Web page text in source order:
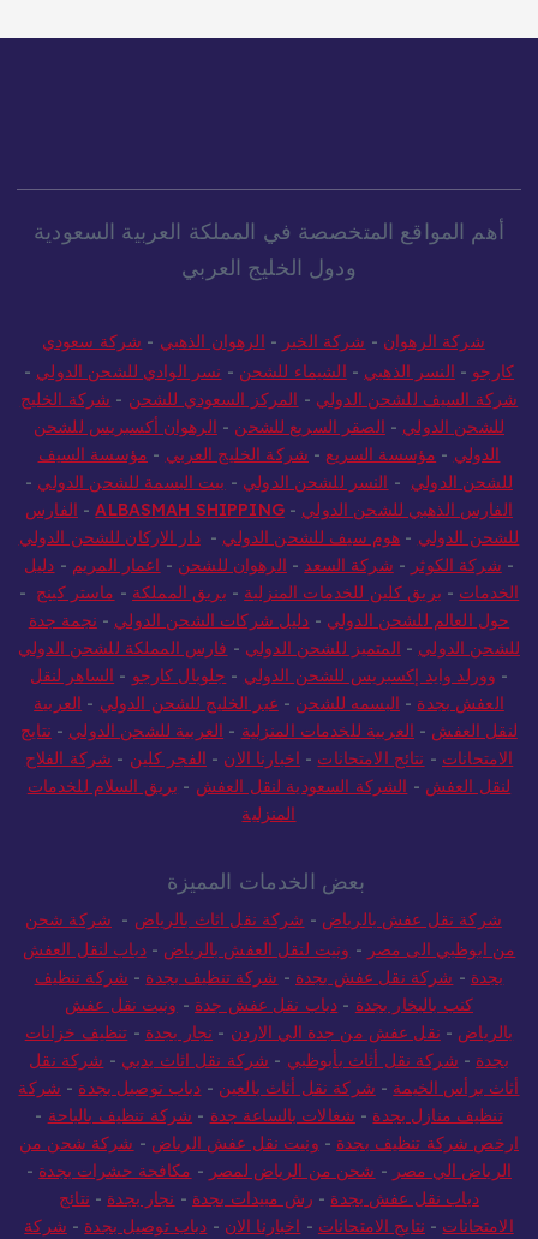
أهم المواقع المتخصصة في المملكة العربية السعودية
ودول الخليج العربي
شركة الرهوان - شركة الخير - الرهوان الذهبي - شركة سعودي
كارجو - النسر الذهبي - الشيماء للشحن - نسر الوادي للشحن الدولي -
شركة السيف للشحن الدولي - المركز السعودي للشحن - شركة الخليج
للشحن الدولي - الصقر السريع للشحن - الرهوان أكسبريس للشحن
الدولي - مؤسسة السريع - شركة الخليج العربي - مؤسسة السيف
للشحن الدولي - النسر للشحن الدولي - بيت البسمة للشحن الدولي -
الفارس الذهبي للشحن الدولي -
ALBASMAH SHIPPING
- الفارس
للشحن الدولي - هوم سيف للشحن الدولي -دار الاركان للشحن الدولي
- شركة الكوثر - شركة السعد - الرهوان للشحن - اعمار المريم - دليل
الخدمات - بريق كلين للخدمات المنزلية - بريق المملكة - ماستر كينج -
حول العالم للشحن الدولي - دليل شركات الشحن الدولي - نجمة جدة
للشحن الدولي - المتميز للشحن الدولي - فارس المملكة للشحن الدولي
- وورلد وايد إكسبريس للشحن الدولي - جلوبال كارجو - الساهر لنقل
العفش بجدة - البسمه للشحن - عبر الخليج للشحن الدولي - العربية
لنقل العفش - العربية للخدمات المنزلية - العربية للشحن الدولي - نتايج
الامتحانات - نتائج الامتحانات - اخبارنا الان - الفجر كلين - شركة الفلاح
لنقل العفش - الشركة السعودية لنقل العفش - بريق السلام للخدمات
المنزلية
بعض الخدمات المميزة
شركة نقل عفش بالرياض - شركة نقل اثاث بالرياض - شركة شحن
من ابوظبي الى مصر - ونيت لنقل العفش بالرياض -دباب لنقل العفش
بجدة - شركة نقل عفش بجدة - شركة تنظيف بجدة - شركة تنظيف
كنب بالبخار بجدة - دباب نقل عفش جدة - ونيت نقل عفش
بالرياض - نقل عفش من جدة الي الاردن - نجار بجدة - تنظيف خزانات
بجدة - شركة نقل أثاث بأبوظبي - شركة نقل اثاث بدبي - شركة نقل
أثاث برأس الخيمة - شركة نقل أثاث بالعين - دباب توصيل بجدة - شركة
تنظيف منازل بجدة - شغالات بالساعة جدة - شركة تنظيف بالباحة -
ارخص شركة تنظيف بجدة - ونيت نقل عفش الرياض - شركة شحن من
الرياض الي مصر - شحن من الرياض لمصر - مكافحة حشرات بجدة -
دباب نقل عفش بجدة - رش مبيدات بجدة - نجار بجدة - نتائج
الامتحانات - نتايج الامتحانات - اخبارنا الان - دباب توصيل بجدة - شركة